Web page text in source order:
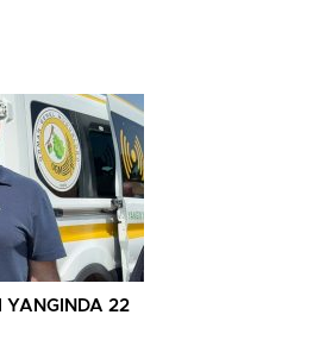
YANGINDA 22